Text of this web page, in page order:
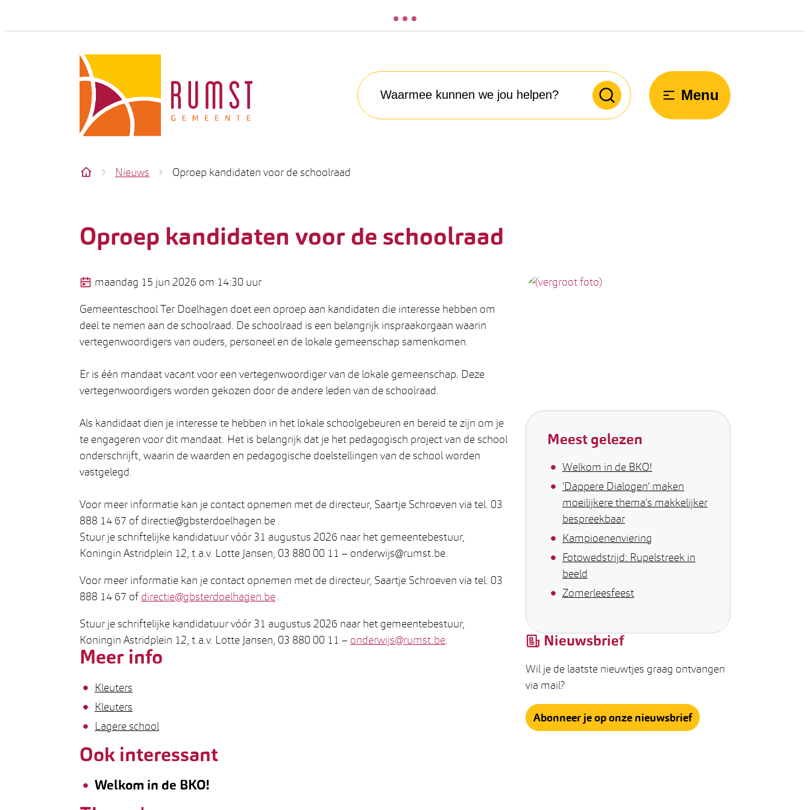
Rumst
Waarmee kunnen we jou helpen?
Zoeken Menu
Startpagina
Nieuws Oproep kandidaten voor de schoolraad
Oproep kandidaten voor de schoolraad
Gepubliceerd op
maandag 15 jun 2026 om 14:30 uur
Gemeenteschool Ter Doelhagen doet een oproep aan kandidaten die interesse hebben om
deel te nemen aan de schoolraad. De schoolraad is een belangrijk inspraakorgaan waarin
vertegenwoordigers van ouders, personeel en de lokale gemeenschap samenkomen.
Er is één mandaat vacant voor een vertegenwoordiger van de lokale gemeenschap. Deze
vertegenwoordigers worden gekozen door de andere leden van de schoolraad.
Als kandidaat dien je interesse te hebben in het lokale schoolgebeuren en bereid te zijn om je
te engageren voor dit mandaat. Het is belangrijk dat je het pedagogisch project van de school
onderschrijft, waarin de waarden en pedagogische doelstellingen van de school worden
vastgelegd.
Voor meer informatie kan je contact opnemen met de directeur, Saartje Schroeven via tel. 03
888 14 67 of directie@gbsterdoelhagen.be .
Stuur je schriftelijke kandidatuur vóór 31 augustus 2026 naar het gemeentebestuur,
Koningin Astridplein 12, t.a.v. Lotte Jansen, 03 880 00 11 – onderwijs@rumst.be.
Voor meer informatie kan je contact opnemen met de directeur, Saartje Schroeven via tel. 03
888 14 67 of directie@gbsterdoelhagen.be
Stuur je schriftelijke kandidatuur vóór 31 augustus 2026 naar het gemeentebestuur,
Koningin Astridplein 12, t.a.v. Lotte Jansen, 03 880 00 11 – onderwijs@rumst.be
Meer info
Kleuters
Kleuters
Lagere school
Meest gelezen
Welkom in de BKO!
‘Dappere Dialogen’ maken
moeilijkere thema's makkelijker
bespreekbaar
Kampioenenviering
Fotowedstrijd: Rupelstreek in
beeld
Zomerleesfeest
Nieuwsbrief
Wil je de laatste nieuwtjes graag ontvangen
via mail?
Abonneer je op onze nieuwsbrief
Ook interessant
Welkom in de BKO!